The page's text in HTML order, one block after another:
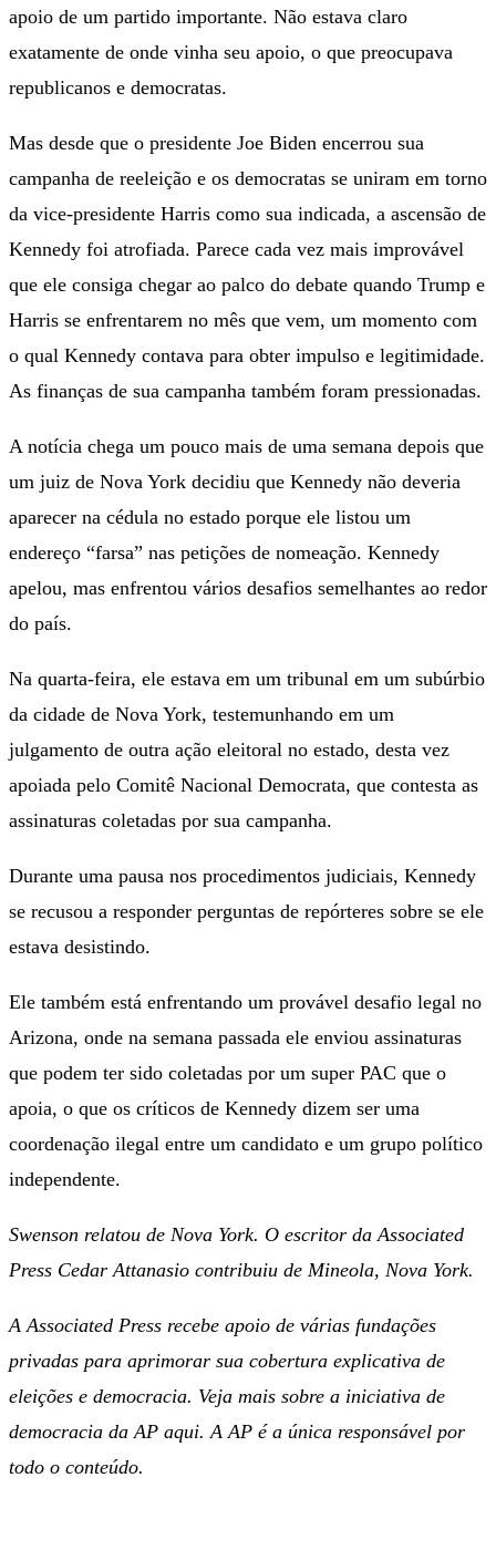
apoio de um partido importante. Não estava claro
exatamente de onde vinha seu apoio, o que preocupava
republicanos e democratas.
Mas desde que o presidente Joe Biden encerrou sua
campanha de reeleição e os democratas se uniram em torno
da vice-presidente Harris como sua indicada, a ascensão de
Kennedy foi atrofiada. Parece cada vez mais improvável
que ele consiga chegar ao palco do debate quando Trump e
Harris se enfrentarem no mês que vem, um momento com
o qual Kennedy contava para obter impulso e legitimidade.
As finanças de sua campanha também foram pressionadas.
A notícia chega um pouco mais de uma semana depois que
um juiz de Nova York decidiu que Kennedy não deveria
aparecer na cédula no estado porque ele listou um
endereço “farsa” nas petições de nomeação. Kennedy
apelou, mas enfrentou vários desafios semelhantes ao redor
do país.
Na quarta-feira, ele estava em um tribunal em um subúrbio
da cidade de Nova York, testemunhando em um
julgamento de outra ação eleitoral no estado, desta vez
apoiada pelo Comitê Nacional Democrata, que contesta as
assinaturas coletadas por sua campanha.
Durante uma pausa nos procedimentos judiciais, Kennedy
se recusou a responder perguntas de repórteres sobre se ele
estava desistindo.
Ele também está enfrentando um provável desafio legal no
Arizona, onde na semana passada ele enviou assinaturas
que podem ter sido coletadas por um super PAC que o
apoia, o que os críticos de Kennedy dizem ser uma
coordenação ilegal entre um candidato e um grupo político
independente.
Swenson relatou de Nova York. O escritor da Associated
Press Cedar Attanasio contribuiu de Mineola, Nova York.
A Associated Press recebe apoio de várias fundações
privadas para aprimorar sua cobertura explicativa de
eleições e democracia. Veja mais sobre a iniciativa de
democracia da AP aqui. A AP é a única responsável por
todo o conteúdo.